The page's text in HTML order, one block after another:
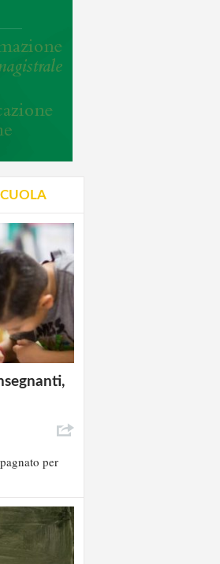
per